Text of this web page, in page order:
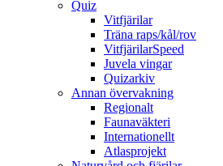
Quiz
Vitfjärilar
Träna raps/kål/rov
VitfjärilarSpeed
Juvela vingar
Quizarkiv
Annan övervakning
Regionalt
Faunaväkteri
Internationellt
Atlasprojekt